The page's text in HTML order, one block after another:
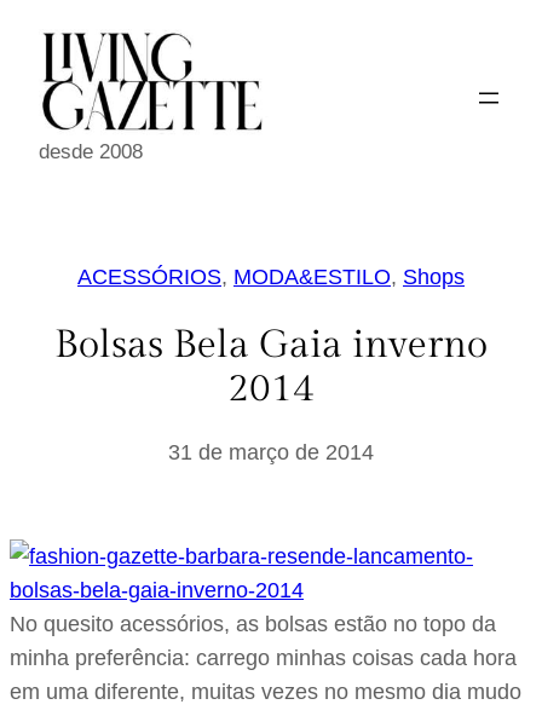
conteúdo
desde 2008
ACESSÓRIOS, MODA&ESTILO, Shops
Bolsas Bela Gaia inverno
2014
31 de março de 2014
No quesito acessórios, as bolsas estão no topo da
minha preferência: carrego minhas coisas cada hora
em uma diferente, muitas vezes no mesmo dia mudo